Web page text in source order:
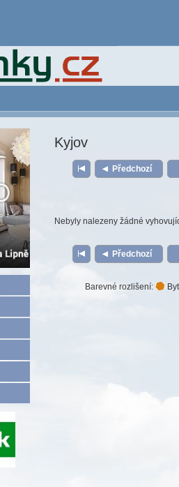
Kyjov
Předchozí
Nebyly nalezeny žádné
Předchozí
Barevné rozlišení: